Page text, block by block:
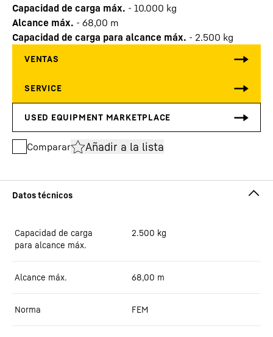
Capacidad de carga máx. - 10.000 kg
Alcance máx. - 68,00 m
Capacidad de carga para alcance máx. - 2.500 kg
Comparar Añadir a la lista
Capacidad de carga
para alcance máx.
2.500 kg
Alcance máx. 68,00 m
Norma FEM